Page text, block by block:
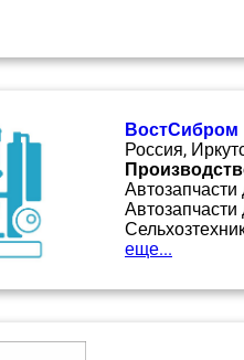
ВостСибром
Россия,
еще...